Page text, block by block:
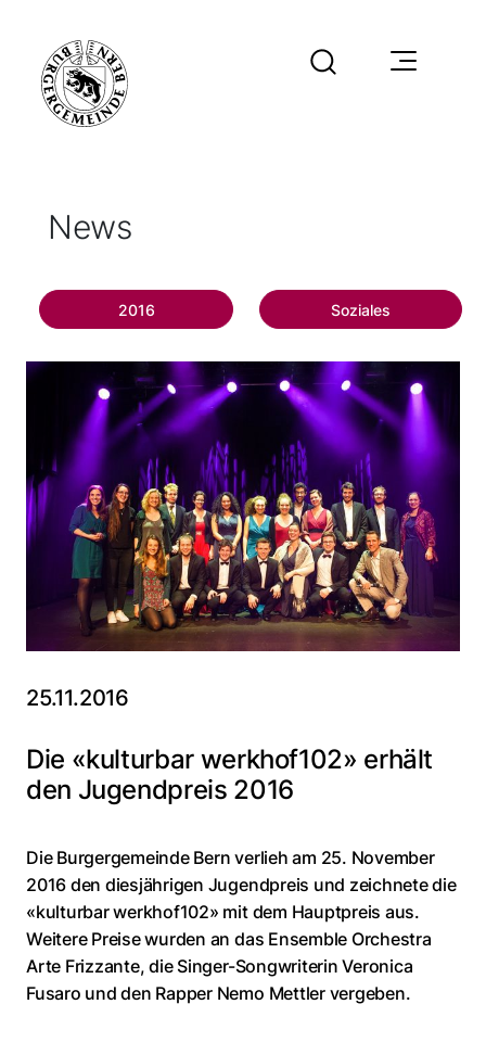
News
2016 Soziales
25.11.2016
Die «kulturbar werkhof102» erhält
den Jugendpreis 2016
Die Burgergemeinde Bern verlieh am 25. November
2016 den diesjährigen Jugendpreis und zeichnete die
«kulturbar werkhof102» mit dem Hauptpreis aus.
Weitere Preise wurden an das Ensemble Orchestra
Arte Frizzante, die Singer-Songwriterin Veronica
Fusaro und den Rapper Nemo Mettler vergeben.